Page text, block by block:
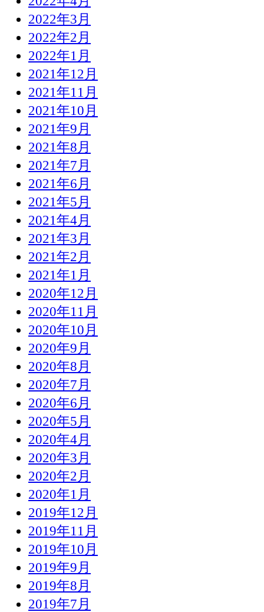
2022年3月
2022年2月
2022年1月
2021年12月
2021年11月
2021年10月
2021年9月
2021年8月
2021年7月
2021年6月
2021年5月
2021年4月
2021年3月
2021年2月
2021年1月
2020年12月
2020年11月
2020年10月
2020年9月
2020年8月
2020年7月
2020年6月
2020年5月
2020年4月
2020年3月
2020年2月
2020年1月
2019年12月
2019年11月
2019年10月
2019年9月
2019年8月
2019年7月